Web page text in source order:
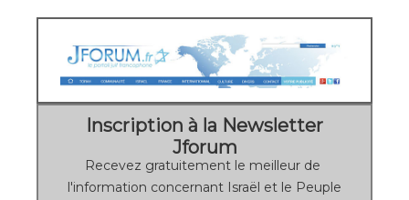
Inscription à la Newsletter
Jforum
Recevez gratuitement le meilleur de
l'information concernant Israël et le Peuple